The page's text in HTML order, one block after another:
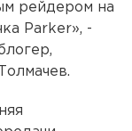
рейдером на
Parker», -